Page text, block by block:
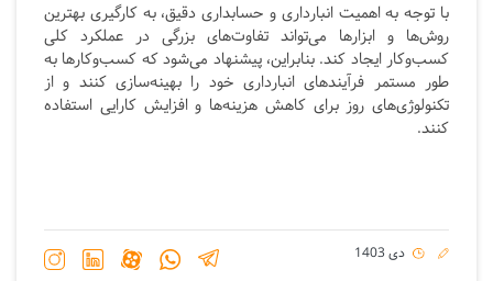
با توجه به اهمیت انبارداری و حسابداری دقیق، به کارگیری بهترین
روش‌ها و ابزارها می‌تواند تفاوت‌های بزرگی در عملکرد کلی
کسب‌وکار ایجاد کند. بنابراین، پیشنهاد می‌شود که کسب‌وکارها به
طور مستمر فرآیندهای انبارداری خود را بهینه‌سازی کنند و از
تکنولوژی‌های روز برای کاهش هزینه‌ها و افزایش کارایی استفاده
کنند.
دی 1403